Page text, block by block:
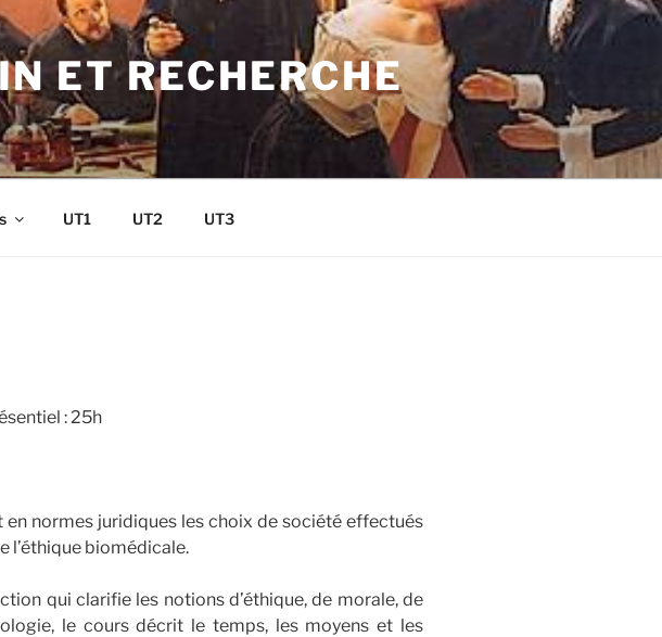
ET RECHERCHE
UT1 UT2 UT3
: 25h
normes juridiques les choix de société effectués
l’éthique biomédicale.
qui clarifie les notions d’éthique, de morale, de
le cours décrit le temps, les moyens et les